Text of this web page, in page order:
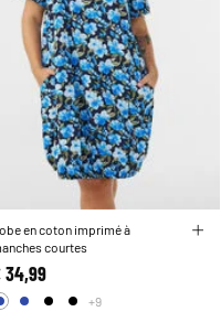
en coton imprimé à
courtes
34,99
+9